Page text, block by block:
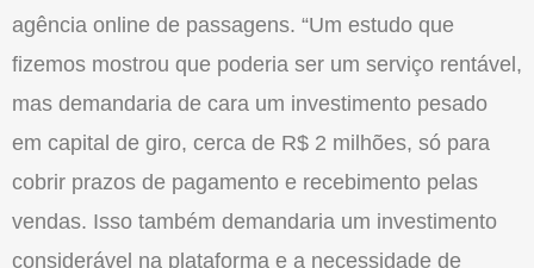
agência online de passagens. “Um estudo que
fizemos mostrou que poderia ser um serviço rentável,
mas demandaria de cara um investimento pesado
em capital de giro, cerca de R$ 2 milhões, só para
cobrir prazos de pagamento e recebimento pelas
vendas. Isso também demandaria um investimento
considerável na plataforma e a necessidade de